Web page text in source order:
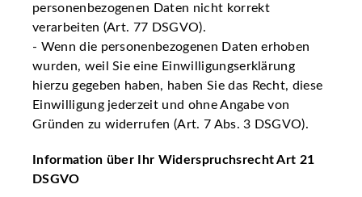
personenbezogenen Daten nicht korrekt
verarbeiten (Art. 77 DSGVO).
- Wenn die personenbezogenen Daten erhoben
wurden, weil Sie eine Einwilligungserklärung
hierzu gegeben haben, haben Sie das Recht, diese
Einwilligung jederzeit und ohne Angabe von
Gründen zu widerrufen (Art. 7 Abs. 3 DSGVO).
Information über Ihr Widerspruchsrecht Art 21
DSGVO